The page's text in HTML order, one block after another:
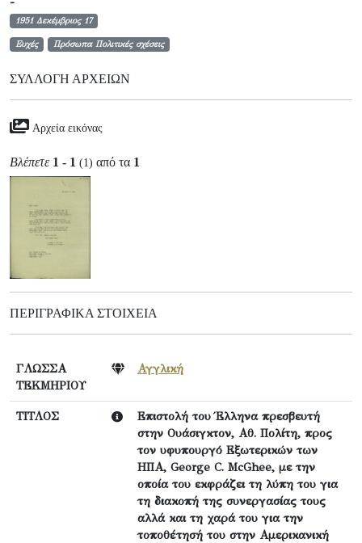
1951 Δεκέμβριος 17
Ευχές Πρόσωπα Πολιτικές σχέσεις
ΣΥΛΛΟΓΉ ΑΡΧΕΊΩΝ
Αρχεία εικόνας
Βλέπετε 1 - 1 (1) από τα 1
ΠΕΡΙΓΡΑΦΙΚΆ ΣΤΟΙΧΕΊΑ
ΓΛΩΣΣΑ
ΤΕΚΜΗΡΙΟΥ
Αγγλική
ΤΙΤΛΟΣ
Επιστολή του Έλληνα πρεσβευτή
στην Ουάσιγκτον, Αθ. Πολίτη, προς
τον υφυπουργό Εξωτερικών των
ΗΠΑ, George C. McGhee, με την
οποία του εκφράζει τη λύπη του για
τη διακοπή της συνεργασίας τους
αλλά και τη χαρά του για την
τοποθέτησή του στην Αμερικανική